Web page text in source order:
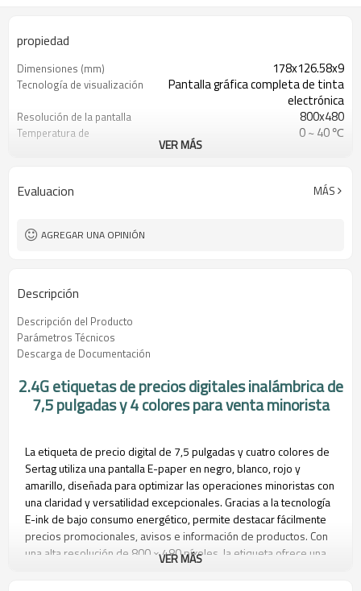
propiedad
Dimensiones (mm) 178x126.58x9
Tecnología de visualización
Pantalla gráfica completa de tinta
electrónica
Resolución de la pantalla 800x480
Temperatura de
0 ~ 40 ℃
A menos de 30 m (distancia abierta:
50 m)
VER MÁS
Evaluacion MÁS
AGREGAR UNA OPINIÓN
Descripción
Descripción del Producto
Parámetros Técnicos
Descarga de Documentación
2.4G etiquetas de precios digitales inalámbrica de
7,5 pulgadas y 4 colores para venta minorista
La etiqueta de precio digital de 7,5 pulgadas y cuatro colores de
Sertag utiliza una pantalla E-paper en negro, blanco, rojo y
amarillo, diseñada para optimizar las operaciones minoristas con
una claridad y versatilidad excepcionales. Gracias a la tecnología
E-ink de bajo consumo energético, permite destacar fácilmente
precios promocionales, avisos e información de productos. Con
una alta resolución de 800 × 480 píxeles, la etiqueta ofrece una
VER MÁS